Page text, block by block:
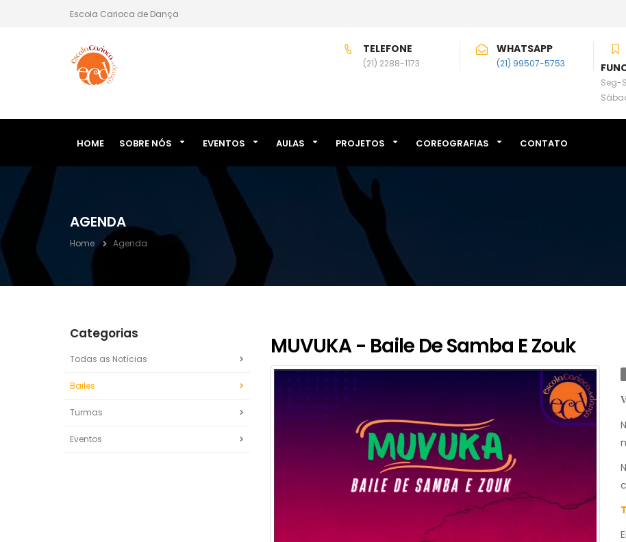
Escola Carioca de Dança
TELEFONE
(21) 2288-1173
WHATSAPP
(21) 99507-5753
Seg-
HOME SOBRE NÓS EVENTOS AULAS PROJETOS COREOGRAFIAS CONTATO
AGENDA
Home Agenda
Categorias
Todas as Notícias
Bailes
Turmas
Eventos
MUVUKA - Baile De Samba E Zouk